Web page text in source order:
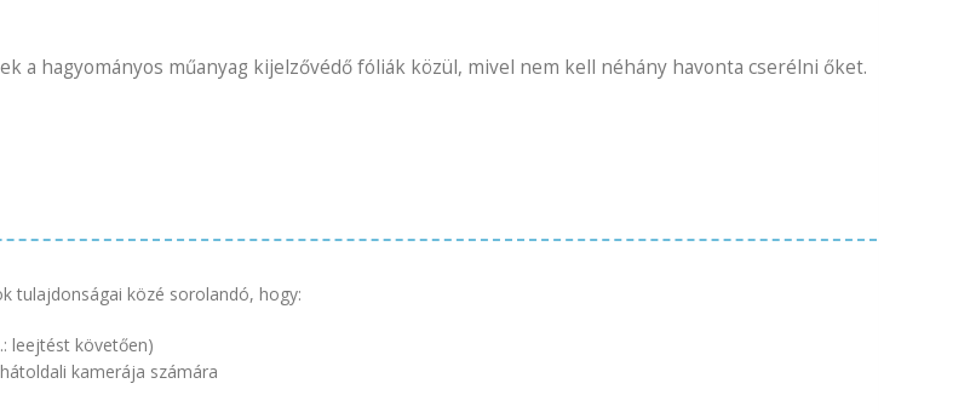
a hagyományos műanyag kijelzővédő fóliák közül, mivel nem kell néhány havonta cserélni őket.
tulajdonságai közé sorolandó, hogy:
leejtést követően)
kamerája számára